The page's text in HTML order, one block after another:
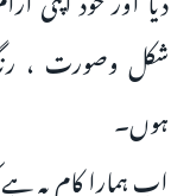
شکل وصورت ،
ہوں۔
اب ہمارا کام یہ